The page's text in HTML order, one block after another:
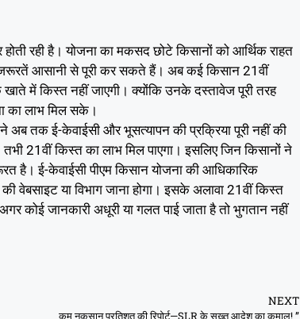
रही है। योजना का मकसद छोटे किसानों को आर्थिक राहत
आसानी से पूरी कर सकते हैं। अब कई किसान 21वीं
में किस्त नहीं जाएगी। क्योंकि उनके दस्तावेज पूरी तरह
का लाभ मिल सके।
अब तक ई-केवाईसी और भूसत्यापन की प्रक्रिया पूरी नहीं की
21वीं किस्त का लाभ मिल पाएगा। इसलिए जिन किसानों ने
ई-केवाईसी पीएम किसान योजना की आधिकारिक
या विभाग जाना होगा। इसके अलावा 21वीं किस्त
कोई जानकारी अधूरी या गलत पाई जाता है तो भुगतान नहीं
NEXT
कम नुकसान प्रतिशत की रिपोर्ट—SLR के सख़्त आदेश का कमाल! ”